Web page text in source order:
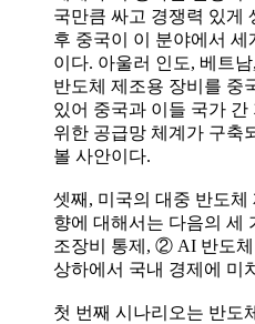
국만큼 싸고 경쟁력 있게
후 중국이 이 분야에서
이다. 아울러 인도, 베트
반도체 제조용 장비를 중
있어 중국과 이들 국가
위한 공급망 체계가 구축
볼 사안이다.
셋째, 미국의 대중 반도
향에 대해서는 다음의 세
조장비 통제, ② AI 반도
상하에서 국내 경제에 미
첫 번째 시나리오는 반도